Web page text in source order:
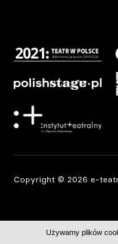
Copyright © 2026 e-
Używamy plików